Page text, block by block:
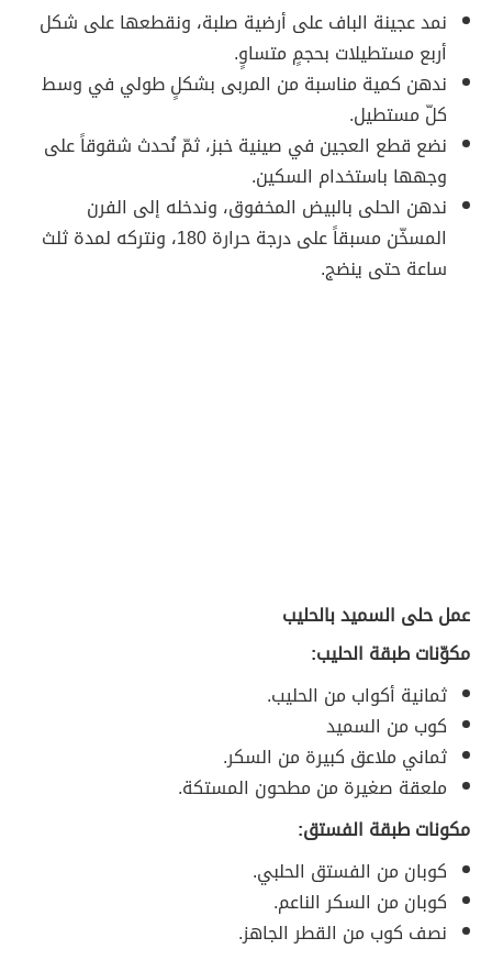
نمد عجينة الباف على أرضية صلبة، ونقطعها على شكل
أربع مستطيلات بحجمٍ متساوٍ.
ندهن كمية مناسبة من المربى بشكلٍ طولي في وسط
كلّ مستطيل.
نضع قطع العجين في صينية خبز، ثمّ نُحدث شقوقاً على
وجهها باستخدام السكين.
ندهن الحلى بالبيض المخفوق، وندخله إلى الفرن
المسخّن مسبقاً على درجة حرارة 180، ونتركه لمدة ثلث
ساعة حتى ينضج.
عمل حلى السميد بالحليب
مكوّنات طبقة الحليب:
ثمانية أكواب من الحليب.
كوب من السميد
ثماني ملاعق كبيرة من السكر.
ملعقة صغيرة من مطحون المستكة.
مكونات طبقة الفستق:
كوبان من الفستق الحلبي.
كوبان من السكر الناعم.
نصف كوب من القطر الجاهز.